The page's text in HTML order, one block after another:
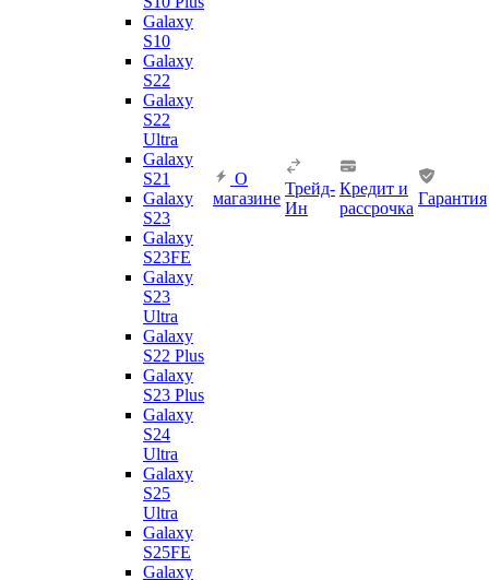
Galaxy
S10
Galaxy
S22
Galaxy
S22
Ultra
Galaxy
S21
Galaxy
S23
Galaxy
S23FE
Galaxy
S23
Ultra
Galaxy
S22 Plus
Galaxy
S23 Plus
Galaxy
S24
Ultra
Galaxy
S25
Ultra
Galaxy
S25FE
Galaxy
О
магазине
Трейд-
Ин
Кредит и
рассрочка
Гарантия